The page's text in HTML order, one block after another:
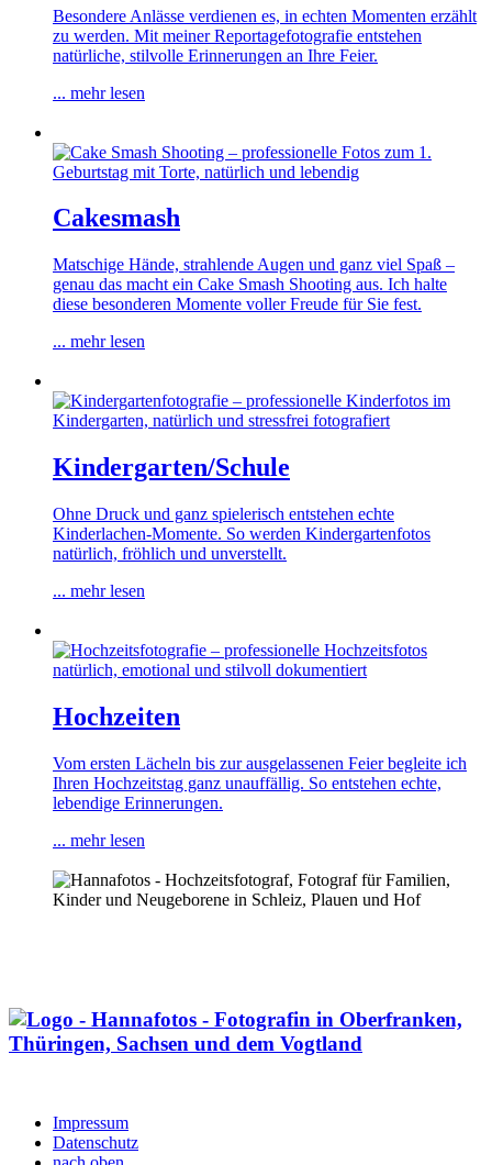
Besondere Anlässe verdienen es, in echten Momenten erzählt
zu werden. Mit meiner Reportagefotografie entstehen
natürliche, stilvolle Erinnerungen an Ihre Feier.
... mehr lesen
Cakesmash
Matschige Hände, strahlende Augen und ganz viel Spaß –
genau das macht ein Cake Smash Shooting aus. Ich halte
diese besonderen Momente voller Freude für Sie fest.
... mehr lesen
Kindergarten/Schule
Ohne Druck und ganz spielerisch entstehen echte
Kinderlachen-Momente. So werden Kindergartenfotos
natürlich, fröhlich und unverstellt.
... mehr lesen
Hochzeiten
Vom ersten Lächeln bis zur ausgelassenen Feier begleite ich
Ihren Hochzeitstag ganz unauffällig. So entstehen echte,
lebendige Erinnerungen.
... mehr lesen
Impressum
Datenschutz